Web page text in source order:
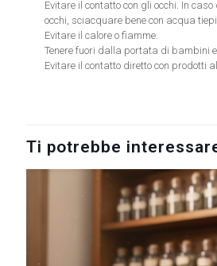
Evitare il contatto con gli occhi. In
occhi, sciacquare bene con acqua
Evitare il calore o fiamme.
Tenere fuori dalla portata di bambini
Evitare il contatto diretto con prodotti
Ti potrebbe